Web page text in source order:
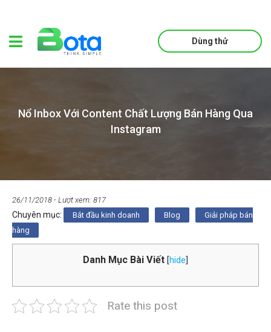
Dùng thử
Nổ Inbox Với Content Chất Lượng Bán Hàng Qua
Instagram
26/11/2018 - Lượt xem: 817
Chuyên mục: Bắt đầu kinh doanh Blog
Giải pháp bán
hàng
Danh Mục Bài Viết [hide
Rate this post